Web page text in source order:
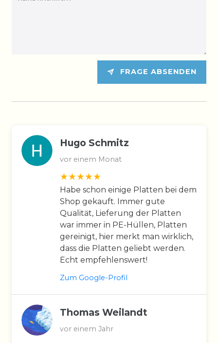
FRAGE ABSENDEN
Hugo Schmitz
vor einem Monat
Habe schon einige Platten bei dem
Shop gekauft. Immer gute
Qualität, Lieferung der Platten
war immer in PE-Hüllen, Platten
gereinigt, hier merkt man wirklich,
dass die Platten geliebt werden.
Echt empfehlenswert!
Zum Google-Profil
Thomas Weilandt
vor einem Jahr